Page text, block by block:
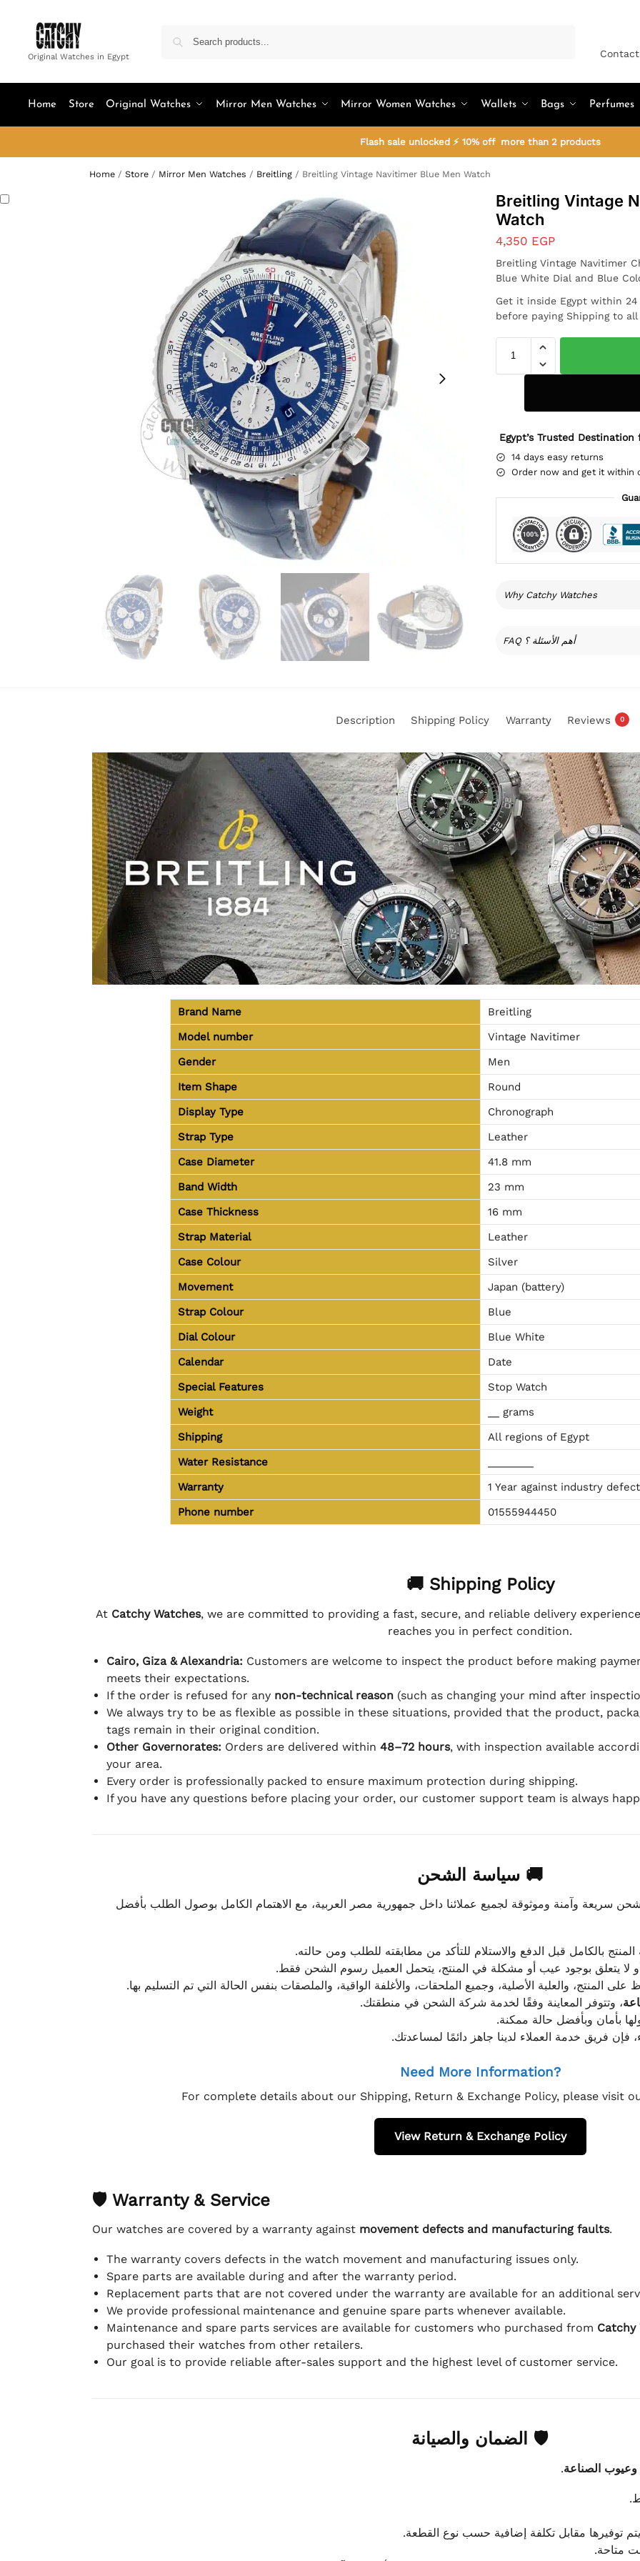
Original Watches in Egypt
Home Store Original Watches Mirror Men Watches Mirror Women Watches Wallets Bags Perfumes
Flash sale unlocked ⚡ 10% off more than 2 products
Home / Store / Mirror Men Watches / Breitling / Breitling Vintage Navitimer Blue Men Watch
Breitling Vintage
Watch
4,350 EGP
Breitling Vintage Navitimer
Blue White Dial and Blue
Get it inside Egypt within
before paying Shipping to
Egypt’s Trusted
14 days easy returns
Order now and get it within
Why Catchy Watches
FAQ أهم الأسئلة ؟
Description Shipping Policy Warranty Reviews 0
Brand Name
Breitling
Model number
Vintage Navitimer
Gender
Men
Item Shape
Round
Display Type
Chronograph
Strap Type
Leather
Case Diameter
41.8 mm
Band Width
23 mm
Case Thickness
16 mm
Strap Material
Leather
Case Colour
Silver
Movement
Japan (battery)
Strap Colour
Blue
Dial Colour
Blue White
Calendar
Date
Special Features
Stop Watch
Weight
__ grams
Shipping
All regions of Egypt
Water Resistance
Warranty
1 Year against industry
Phone number
01555944450
🚚 Shipping Policy
At Catchy Watches, we are committed to providing a fast, secure, and reliable delivery
reaches you in perfect condition.
Cairo, Giza & Alexandria: Customers are welcome to inspect the product before making
meets their expectations.
If the order is refused for any non-technical reason(such as changing your mind after
We always try to be as flexible as possible in these situations, provided that the product,
tags remain in their original condition.
Other Governorates: Orders are delivered within 48–72 hours, with inspection available
your area.
Every order is professionally packed to ensure maximum protection during shipping.
If you have any questions before placing your order, our customer support team is always
🚚 سياسة الشحن
سريعة وآمنة وموثوقة لجميع عملائنا داخل جمهورية مصر العربية، مع الاهتمام الكامل بوصول الطلب بأفضل
بالكامل قبل الدفع والاستلام للتأكد من مطابقته للطلب ومن حالته.
لا يتعلق بوجود عيب أو مشكلة في المنتج، يتحمل العميل رسوم الشحن فقط.
المنتج، والعلبة الأصلية، وجميع الملحقات، والأغلفة الواقية، والملصقات بنفس الحالة التي تم التسليم بها.
، وتتوفر المعاينة وفقًا لخدمة شركة الشحن في منطقتك.
بأمان وبأفضل حالة ممكنة.
فإن فريق خدمة العملاء لدينا جاهز دائمًا لمساعدتك.
Need More Information?
For complete details about our Shipping, Return & Exchange Policy, please visit
View Return & Exchange Policy
🛡 Warranty & Service
Our watches are covered by a warranty against movement defects and manufacturing faults.
The warranty covers defects in the watch movement and manufacturing issues only.
Spare parts are available during and after the warranty period.
Replacement parts that are not covered under the warranty are available for an additional
We provide professional maintenance and genuine spare parts whenever available.
Maintenance and spare parts services are available for customers who purchased from Catchy
purchased their watches from other retailers.
Our goal is to provide reliable after-sales support and the highest level of customer service.
🛡 الضمان والصيانة
وعيوب الصناعة.
توفيرها مقابل تكلفة إضافية حسب نوع القطعة.
متاحة.